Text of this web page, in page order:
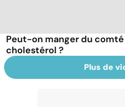
Peut-on manger du
cholestérol ?
Plus de